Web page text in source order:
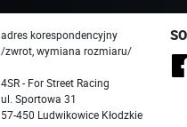
adres korespondencyjny
/zwrot, wymiana rozmiaru/
4SR - For Street Racing
ul. Sportowa 31
57-450 Ludwikowice Kłodzkie